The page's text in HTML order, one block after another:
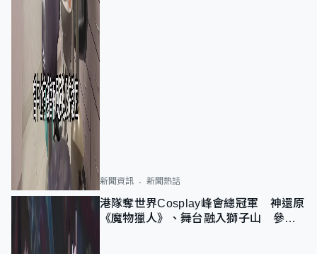
新聞資訊 新聞熱話
港隊奪世界Cosplay峰會總冠軍 神還原
《魔物獵人》、舞台融入獅子山 參賽